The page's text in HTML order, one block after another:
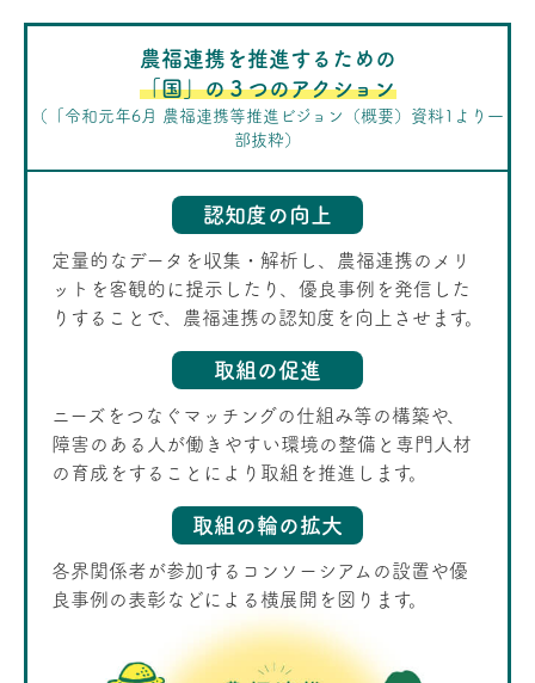
農福連携を推進するための
「国」の３つのアクション
（「令和元年6月 農福連携等推進ビジョン（概要）資料1より一
部抜粋）
認知度の向上
定量的なデータを収集・解析し、農福連携のメリ
ットを客観的に提示したり、優良事例を発信した
りすることで、農福連携の認知度を向上させます。
取組の促進
ニーズをつなぐマッチングの仕組み等の構築や、
障害のある人が働きやすい環境の整備と専門人材
の育成をすることにより取組を推進します。
取組の輪の拡大
各界関係者が参加するコンソーシアムの設置や優
良事例の表彰などによる横展開を図ります。